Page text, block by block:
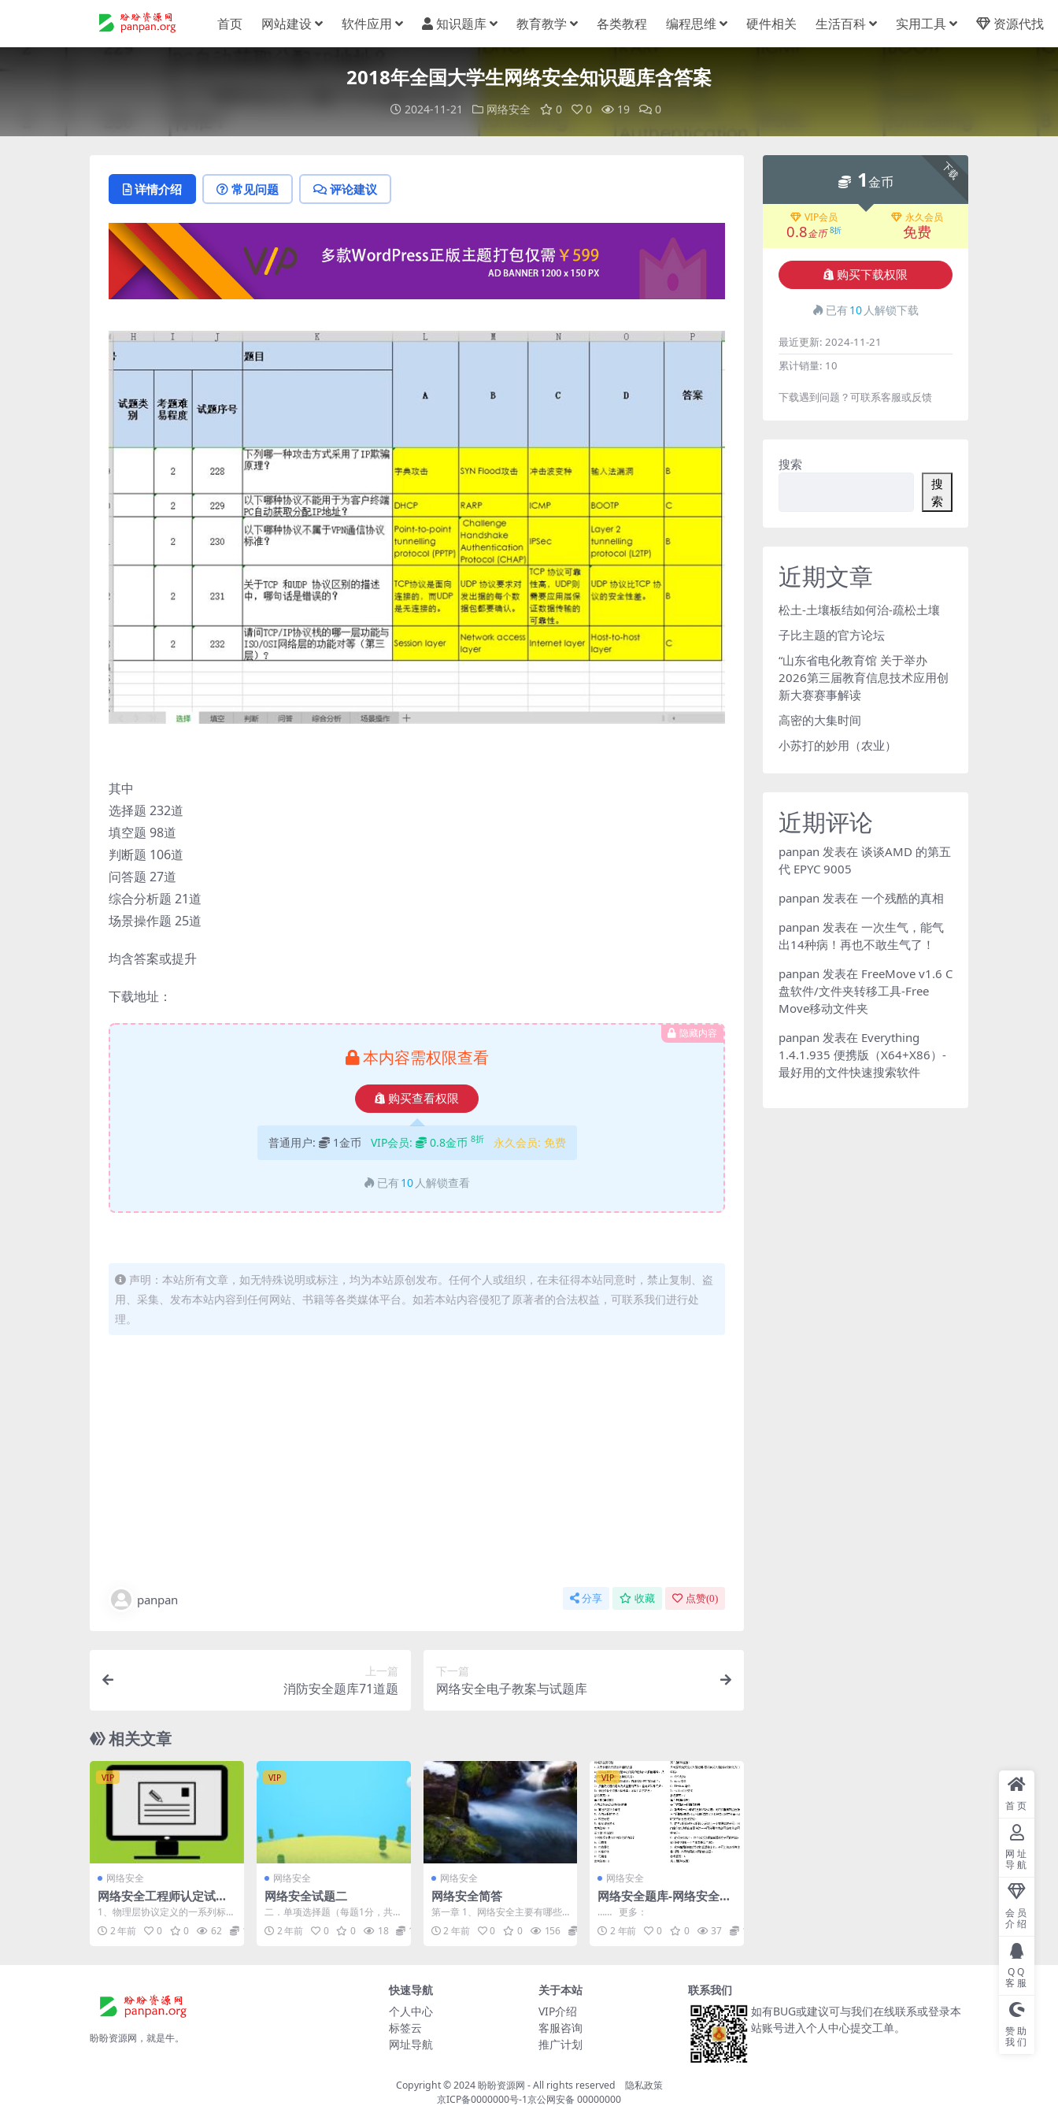
首页 网站建设 软件应用 知识题库 教育教学 各类教程 编程思维 硬件相关 生活百科 实用工具 资源代找
2018年全国大学生网络安全知识题库含答案
2024-11-21 网络安全 0 0 19 0
详情介绍 常见问题 评论建议
其中
选择题 232道
填空题 98道
判断题 106道
问答题 27道
综合分析题 21道
场景操作题 25道
均含答案或提升
下载地址：
隐藏内容
本内容需权限查看
购买查看权限
普通用户: 1金币 VIP会员: 0.8金币 8折 永久会员: 免费
已有 10 人解锁查看
声明：本站所有文章，如无特殊说明或标注，均为本站原创发布。任何个人或组织，在未征得本站同意时，禁止复制、盗
用、采集、发布本站内容到任何网站、书籍等各类媒体平台。如若本站内容侵犯了原著者的合法权益，可联系我们进行处
理。
panpan 分享 收藏 点赞(0)
上一篇
消防安全题库71道题
下一篇
网络安全电子教案与试题库
相关文章
VIP
网络安全
网络安全工程师认定试卷
（无答案）
1、物理层协议定义的一系列标准
有四个方面的特性，不属于这些
特性的是（ ）...
2 年前 0 0 62 1
VIP
网络安全
网络安全试题二
二．单项选择题（每题1分，共2
5分） 4.下面描述了Kerberos系
统认证协议...
2 年前 0 0 18 1
网络安全
网络安全简答
第一章 1、网络安全主要有哪些
关键技术？ 答：主机安全技术，
身份认证技术，访问控...
2 年前 0 0 156
VIP
网络安全
网络安全题库-网络安全复
习题（14页）
…… 更多：
2 年前
0 0 37 1
下载
1金币
VIP会员
0.8金币 8折
永久会员
免费
购买下载权限
已有10 人解锁下载
最近更新: 2024-11-21
累计销量: 10
下载遇到问题？可联系客服或反馈
搜索
搜
索
近期文章
松土-土壤板结如何治-疏松土壤
子比主题的官方论坛
“山东省电化教育馆 关于举办
2026第三届教育信息技术应用创
新大赛赛事解读
高密的大集时间
小苏打的妙用（农业）
近期评论
panpan 发表在 谈谈AMD 的第五
代 EPYC 9005
panpan 发表在 一个残酷的真相
panpan 发表在 一次生气，能气
出14种病！再也不敢生气了！
panpan 发表在 FreeMove v1.6 C
盘软件/文件夹转移工具-Free
Move移动文件夹
panpan 发表在 Everything
1.4.1.935 便携版（X64+X86）-
最好用的文件快速搜索软件
盼盼资源网，就是牛。
快速导航
个人中心
标签云
网址导航
关于本站
VIP介绍
客服咨询
推广计划
联系我们
如有BUG或建议可与我们在线联系或登录本
站账号进入个人中心提交工单。
Copyright © 2024盼盼资源网 - All rights reserved 隐私政策
京ICP备0000000号-1京公网安备 00000000
首页
网址
导航
会员
介绍
QQ
客服
赞助
我们